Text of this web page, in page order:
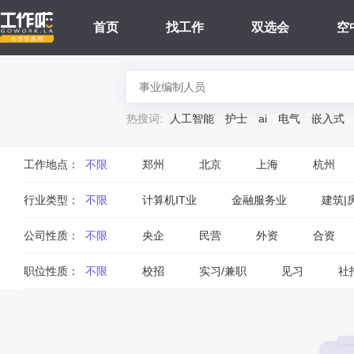
首页 找工作 双选会 空
热搜词: 人工智能 护士 ai 电气 嵌入式
工作地点： 不限 郑州 北京 上海 杭州
行业类型： 不限 计算机IT业 金融服务业 建筑|
公司性质： 不限 央企 民营 外资 合资
职位性质： 不限 校招 实习/兼职 见习 社